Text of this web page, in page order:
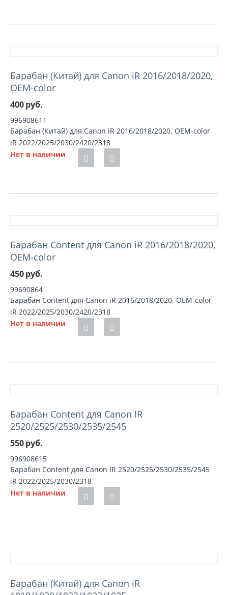
Барабан (Китай) для Canon iR 2016/2018/2020,
OEM-color
400руб.
996908611
Барабан (Китай) для Canon iR 2016/2018/2020, OEM-color
iR 2022/2025/2030/2420/2318
Нет в наличии
Барабан Content для Canon iR 2016/2018/2020,
OEM-color
450руб.
99690864
Барабан Content для Canon iR 2016/2018/2020, OEM-color
iR 2022/2025/2030/2420/2318
Нет в наличии
Барабан Content для Canon IR
2520/2525/2530/2535/2545
550руб.
996908615
Барабан Content для Canon IR 2520/2525/2530/2535/2545
iR 2022/2025/2030/2318
Нет в наличии
Барабан (Китай) для Canon iR